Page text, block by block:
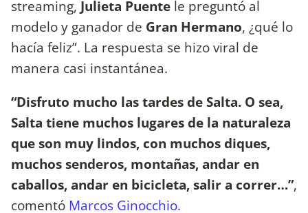
streaming, Julieta Puente le preguntó al
modelo y ganador de Gran Hermano, ¿qué lo
hacía feliz”. La respuesta se hizo viral de
manera casi instantánea.
“Disfruto mucho las tardes de Salta. O sea,
Salta tiene muchos lugares de la naturaleza
que son muy lindos, con muchos diques,
muchos senderos, montañas, andar en
caballos, andar en bicicleta, salir a correr…”,
comentó Marcos Ginocchio.